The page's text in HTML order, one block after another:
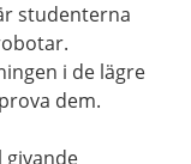
studenterna
i de lägre
dem.